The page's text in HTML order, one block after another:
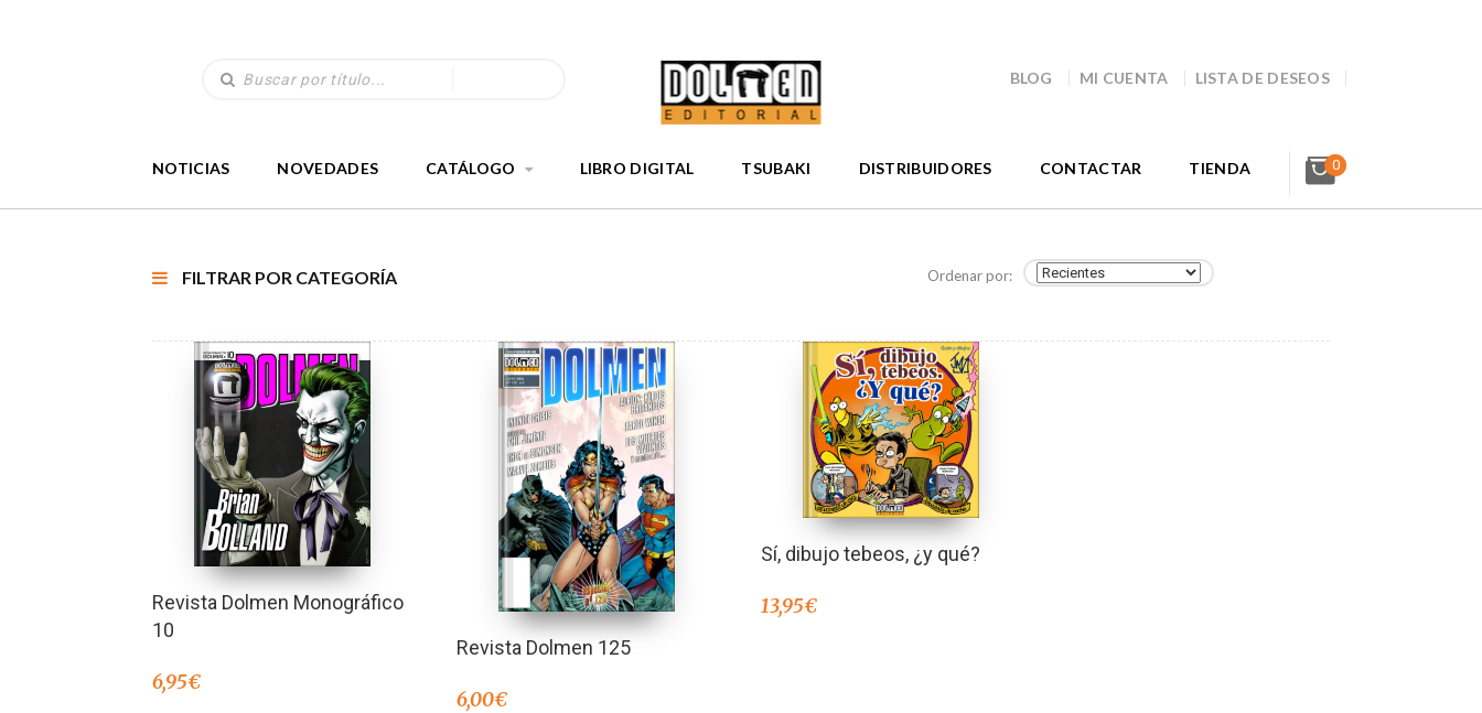
BLOG MI CUENTA LISTA DE DESEOS
NOTICIAS NOVEDADES CATÁLOGO LIBRO DIGITAL TSUBAKI DISTRIBUIDORES CONTACTAR TIENDA 0
FILTRAR POR CATEGORÍA Ordenar por:
Revista Dolmen Monográfico
10
6,95€
Revista Dolmen 125
6,00€
Sí, dibujo tebeos, ¿y qué?
13,95€